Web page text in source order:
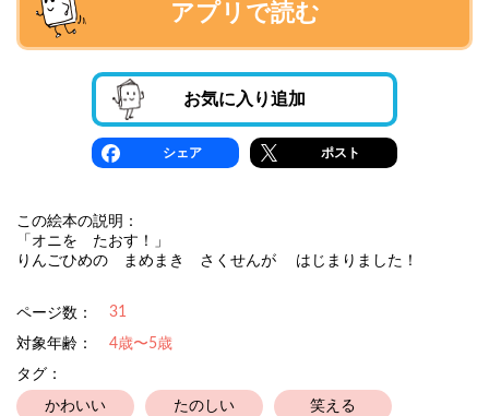
アプリで読む
お気に入り追加
シェア ポスト
この絵本の説明：
「オニを たおす！」
りんごひめの まめまき さくせんが はじまりました！
ページ数： 31
対象年齢：
4歳〜5歳
タグ：
かわいい たのしい 笑える